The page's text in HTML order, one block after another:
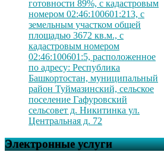
готовности 89%, с кадастровым
номером 02:46:100601:213, с
земельным участком общей
площадью 3672 кв.м., с
кадастровым номером
02:46:100601:5, расположенное
по адресу: Республика
Башкортостан, муниципальный
район Туймазинский, сельское
поселение Гафуровский
сельсовет д. Никитинка ул.
Центральная д. 72
Электронные услуги